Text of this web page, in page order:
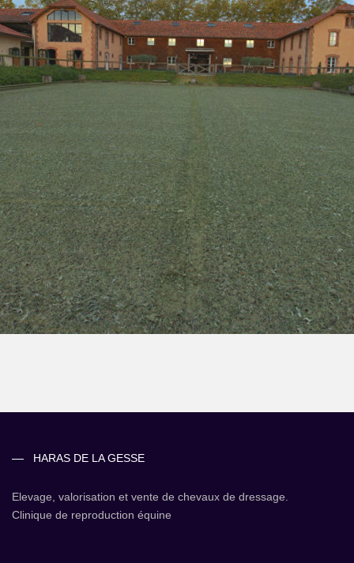
HARAS DE LA GESSE
Elevage, valorisation et vente de chevaux de dressage.
Clinique de reproduction équine